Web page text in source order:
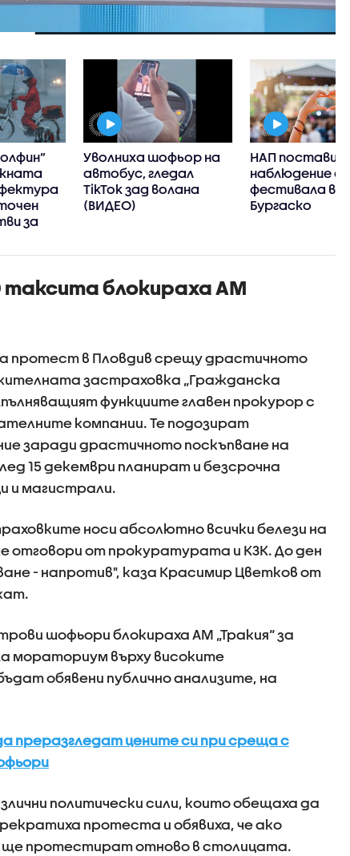
за
Уволниха шофьор на
автобус, гледал
TikTok зад волана
(ВИДЕО)
НАП постави
наблюдение
фестивала в
Бургаско
таксита блокираха АМ
протест в Пловдив срещу драстичното
застраховка „Гражданска
функциите главен прокурор с
компании. Те подозират
заради драстичното поскъпване на
15 декември планират и безсрочна
и магистрали.
носи абсолютно всички белези на
отговори от прокуратурата и КЗК. До ден
- напротив", каза Красимир Цветков от
шофьори блокираха АМ „Тракия“ за
мораториум върху високите
обявени публично анализите, на
преразгледат цените си при среща с
политически сили, които обещаха да
протеста и обявиха, че ако
ще протестират отново в столицата.